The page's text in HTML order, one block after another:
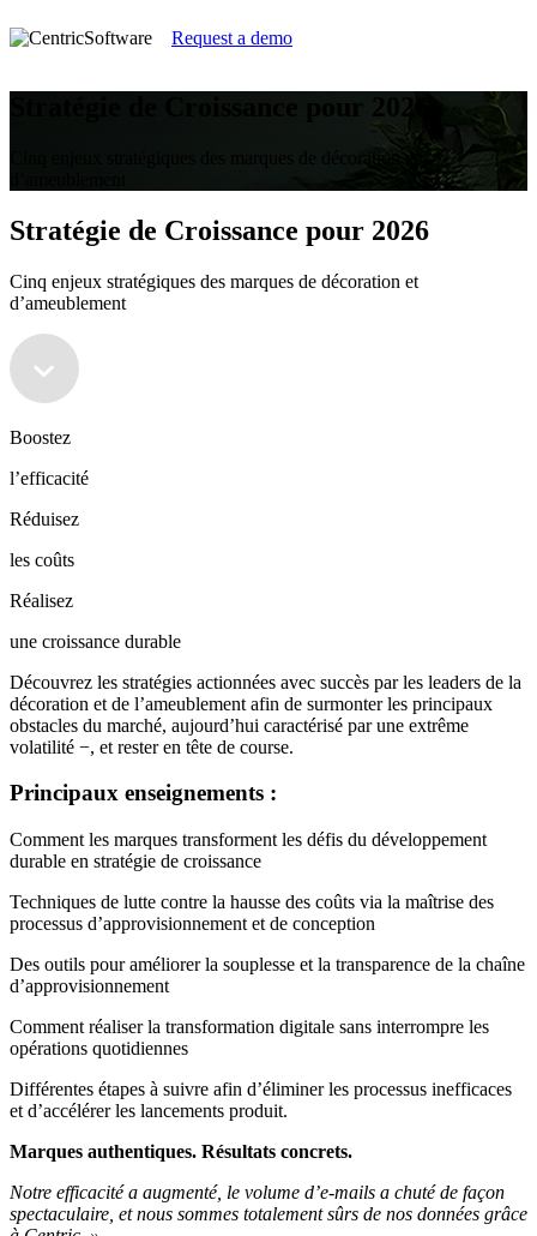
Request a demo
Stratégie de Croissance pour 2026
Cinq enjeux stratégiques des marques de décoration et
Stratégie de Croissance pour 2026
Cinq enjeux stratégiques des marques de décoration et
d’ameublement
Boostez
l’efficacité
Réduisez
les coûts
Réalisez
une croissance durable
Découvrez les stratégies actionnées avec succès par les leaders de la
décoration et de l’ameublement afin de surmonter les principaux
obstacles du marché, aujourd’hui caractérisé par une extrême
volatilité −, et rester en tête de course.
Principaux enseignements :
Comment les marques transforment les défis du développement
durable en stratégie de croissance
Techniques de lutte contre la hausse des coûts via la maîtrise des
processus d’approvisionnement et de conception
Des outils pour améliorer la souplesse et la transparence de la chaîne
d’approvisionnement
Comment réaliser la transformation digitale sans interrompre les
opérations quotidiennes
Différentes étapes à suivre afin d’éliminer les processus inefficaces
et d’accélérer les lancements produit.
Marques authentiques. Résultats concrets.
Notre efficacité a augmenté, le volume d’e-mails a chuté de façon
spectaculaire, et nous sommes totalement sûrs de nos données grâce